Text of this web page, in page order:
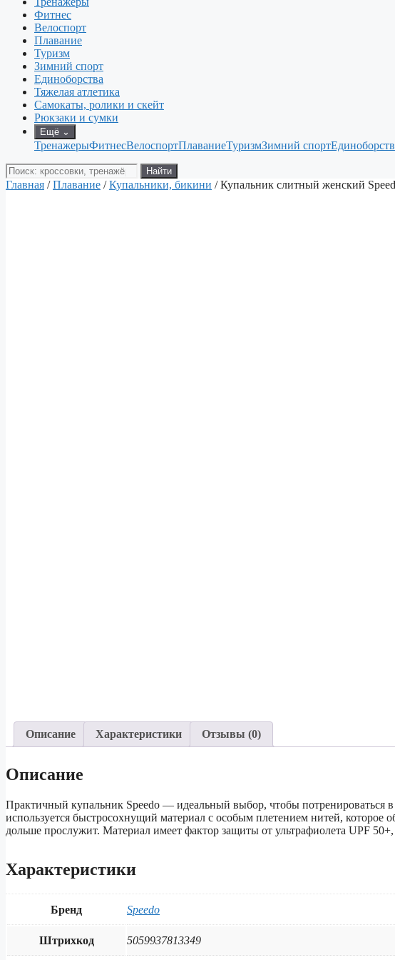
Фитнес
Велоспорт
Плавание
Туризм
Зимний спорт
Единоборства
Тяжелая атлетика
Самокаты, ролики и скейт
Рюкзаки и сумки
Ещё ⌄
ТренажерыФитнесВелоспортПлаваниеТуризмЗимний спорт
Поиск
товаров
Найти
Главная /Плавание /Купальники, бикини / Купальник слитный женский
Описание Характеристики Отзывы (0)
Описание
Практичный купальник Speedo — идеальный выбор, чтобы потренироваться
используется быстросохнущий материал с особым плетением нитей, которое
дольше прослужит. Материал имеет фактор защиты от ультрафиолета UPF
Характеристики
Бренд Speedo
Штрихкод 5059937813349